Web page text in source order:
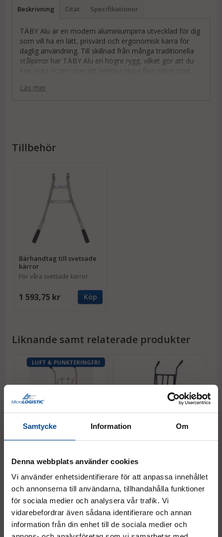
Samtycke Information Om
Denna webbplats använder cookies
Vi använder enhetsidentifierare för att anpassa innehållet
och annonserna till användarna, tillhandahålla funktioner
för sociala medier och analysera vår trafik. Vi
vidarebefordrar även sådana identifierare och annan
information från din enhet till de sociala medier och
Beskrivning Citat Specifikationer
TÄBY Alu är en modern aluminiumpirra utvecklad för dig
som vill ha en lätt, prisvärd och ergonomisk kärra för
daglig användning. Till skillnad från många traditionella
stålpirror har TÄBY Alu en högre rygg, vilket gör att du
de kullagrade hjulen gör den betydligt lättare att köra,
med kullager för mjukare gång och monterade med bult
för helt underhållsfri drift. Maxlast är upp till
luftgummihjul
punkteringsfria hjul
Viktigaste egenskaper
Högre rygg – lasta högre utan tejpade
Kullagrade hjul som rullar lätt och smidigt
hållbarhet
och kontroll
Läs mer
Tillbehör
Bärhandtag till svetsade
kärror
För våra svetsade kärror
1 593,75 kr Köp
Liknande samt relaterade produkter
LUFT & PUNKTERINGFRI
Aluminiumpirra
Magasinkärra
Trappmedar
Kullager, ergonomiska
handtag
Fr.4 843,75 kr Köp
rygg
3 312,50 kr